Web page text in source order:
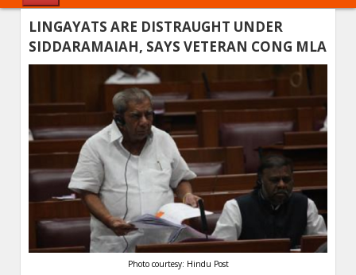
LINGAYATS ARE DISTRAUGHT UNDER
SIDDARAMAIAH, SAYS VETERAN CONG MLA
Photo courtesy: Hindu Post